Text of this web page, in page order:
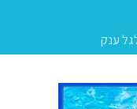
ענק
ענק